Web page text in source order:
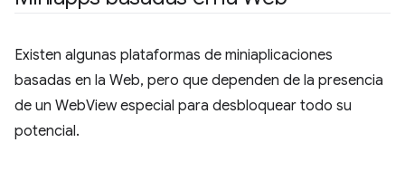
Existen algunas plataformas de miniaplicaciones
basadas en la Web, pero que dependen de la presencia
de un WebView especial para desbloquear todo su
potencial.